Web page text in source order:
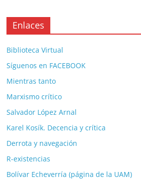
Enlaces
Biblioteca Virtual
Síguenos en FACEBOOK
Mientras tanto
Marxismo crítico
Salvador López Arnal
Karel Kosík. Decencia y crítica
Derrota y navegación
R-existencias
Bolívar Echeverría (página de la UAM)